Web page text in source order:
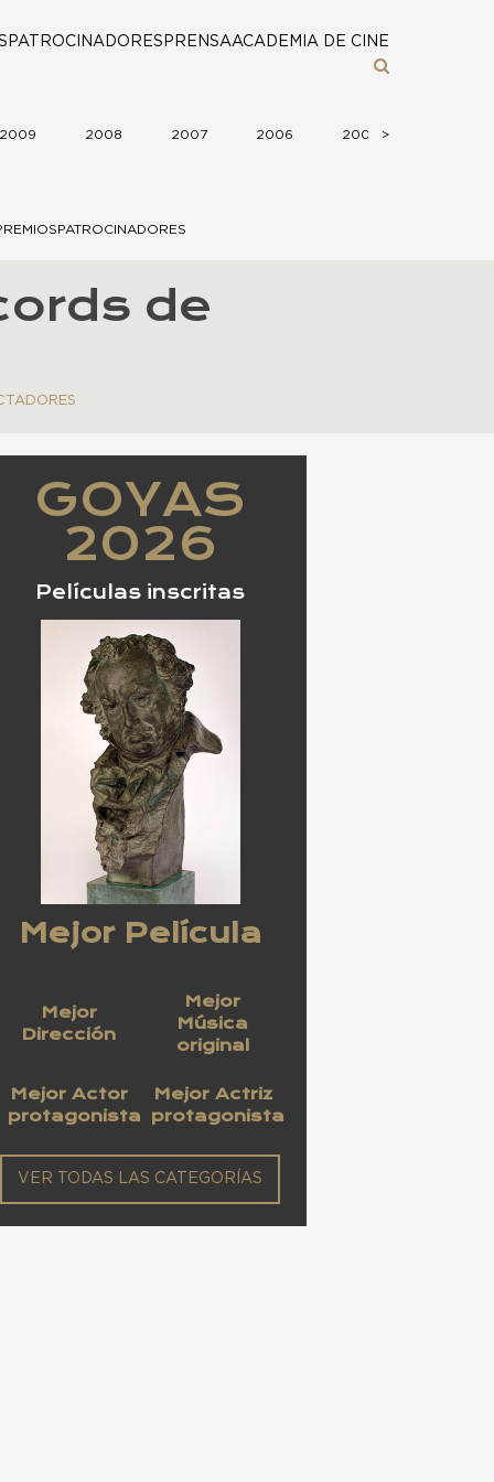
PATROCINADORES PRENSAACADEMIA DE CINE
2009 2008 2007 2006 2005 >
>
PATROCINADORES
de
GOYAS
2026
Películas inscritas
Mejor Película
Mejor
Dirección
Mejor
Música
original
Mejor Actor
protagonista
Mejor Actriz
protagonista
VER TODAS LAS CATEGORÍAS